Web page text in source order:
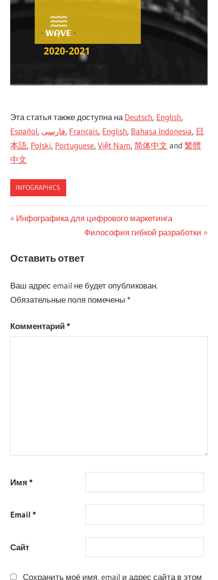
Эта статья также доступна на Deutsch, English,
Español, فارسی, Français, English, Bahasa Indonesia, 日
本語, Polski, Portuguese,Việt Nam,简体中文 and繁體
中文
INFOGRAPHICS
Навигация
записям
Предыдущая
Инфографика для цифрового маркетинга
Следующая
Философия гибкой разработки
Оставить ответ
Ваш адрес email не будет опубликован.
Обязательные поля помечены *
Комментарий*
Имя*
Email*
Сайт
Сохранить моё имя, email и адрес сайта в этом